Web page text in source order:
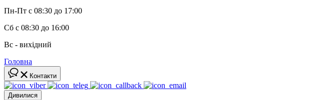
Пн-Пт с 08:30 до 17:00
Сб с 08:30 до 16:00
Вс - вихідний
Головна
Контакти
Дивилися